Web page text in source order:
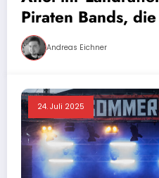
Piraten Bands,
Andreas Eichner
24. Juli 2025